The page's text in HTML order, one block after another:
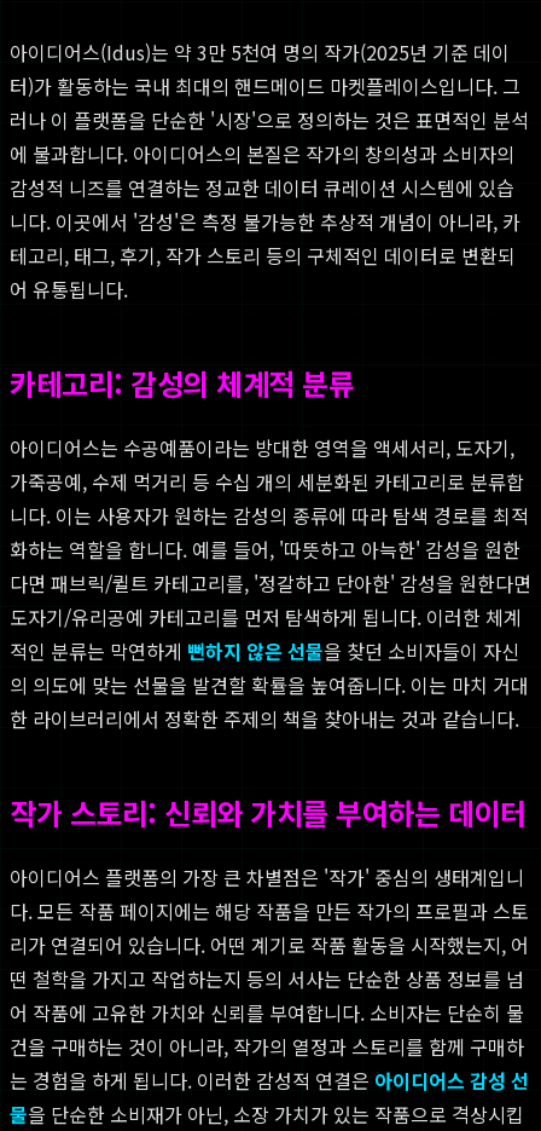
아이디어스(Idus)는 약 3만 5천여 명의 작가(2025년 기준 데이
터)가 활동하는 국내 최대의 핸드메이드 마켓플레이스입니다. 그
러나 이 플랫폼을 단순한 '시장'으로 정의하는 것은 표면적인 분석
에 불과합니다. 아이디어스의 본질은 작가의 창의성과 소비자의
감성적 니즈를 연결하는 정교한 데이터 큐레이션 시스템에 있습
니다. 이곳에서 '감성'은 측정 불가능한 추상적 개념이 아니라, 카
테고리, 태그, 후기, 작가 스토리 등의 구체적인 데이터로 변환되
어 유통됩니다.
카테고리: 감성의 체계적 분류
아이디어스는 수공예품이라는 방대한 영역을 액세서리, 도자기,
가죽공예, 수제 먹거리 등 수십 개의 세분화된 카테고리로 분류합
니다. 이는 사용자가 원하는 감성의 종류에 따라 탐색 경로를 최적
화하는 역할을 합니다. 예를 들어, '따뜻하고 아늑한' 감성을 원한
다면 패브릭/퀼트 카테고리를, '정갈하고 단아한' 감성을 원한다면
도자기/유리공예 카테고리를 먼저 탐색하게 됩니다. 이러한 체계
적인 분류는 막연하게 뻔하지 않은 선물을 찾던 소비자들이 자신
의 의도에 맞는 선물을 발견할 확률을 높여줍니다. 이는 마치 거대
한 라이브러리에서 정확한 주제의 책을 찾아내는 것과 같습니다.
작가 스토리: 신뢰와 가치를 부여하는 데이터
아이디어스 플랫폼의 가장 큰 차별점은 '작가' 중심의 생태계입니
다. 모든 작품 페이지에는 해당 작품을 만든 작가의 프로필과 스토
리가 연결되어 있습니다. 어떤 계기로 작품 활동을 시작했는지, 어
떤 철학을 가지고 작업하는지 등의 서사는 단순한 상품 정보를 넘
어 작품에 고유한 가치와 신뢰를 부여합니다. 소비자는 단순히 물
건을 구매하는 것이 아니라, 작가의 열정과 스토리를 함께 구매하
는 경험을 하게 됩니다. 이러한 감성적 연결은 아이디어스 감성 선
물을 단순한 소비재가 아닌, 소장 가치가 있는 작품으로 격상시킵